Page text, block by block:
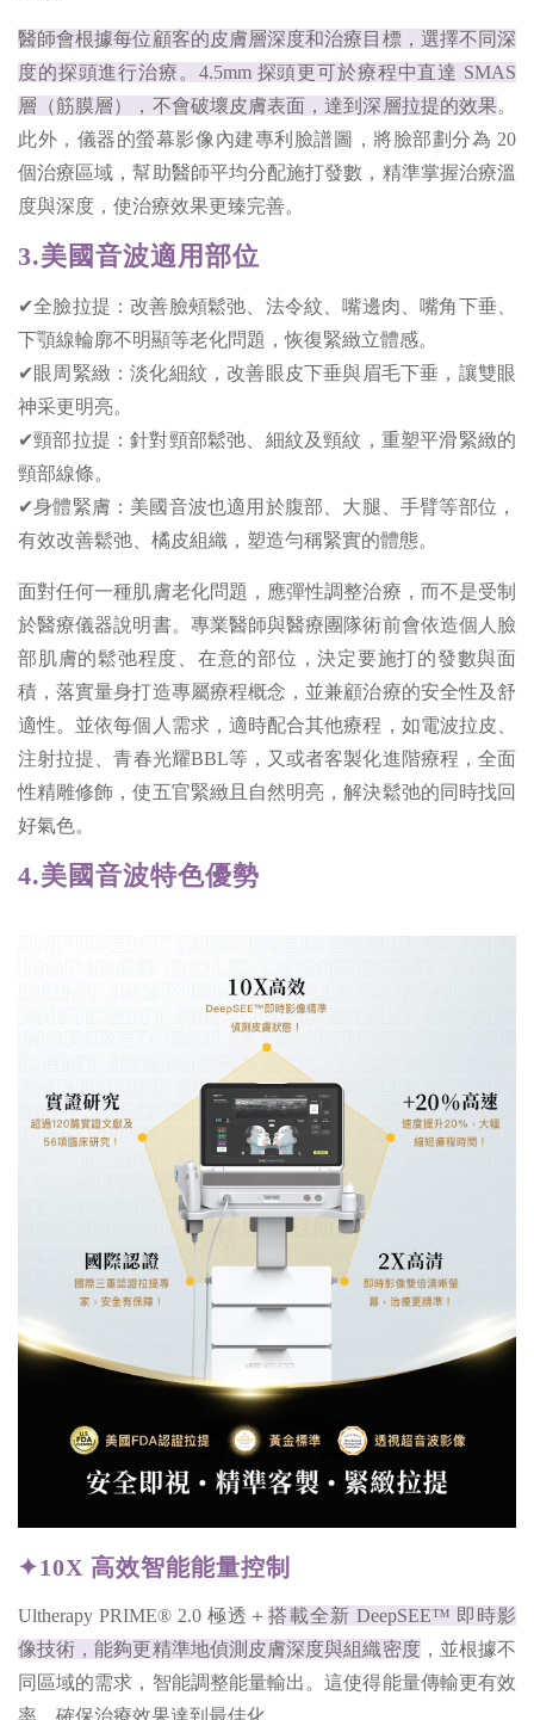
醫師會根據每位顧客的皮膚層深度和治療目標，選擇不同深
度的探頭進行治療。4.5mm 探頭更可於療程中直達 SMAS
層（筋膜層），不會破壞皮膚表面，達到深層拉提的效果。
此外，儀器的螢幕影像內建專利臉譜圖，將臉部劃分為 20
個治療區域，幫助醫師平均分配施打發數，精準掌握治療溫
度與深度，使治療效果更臻完善。
3.美國音波適用部位
✔全臉拉提：改善臉頰鬆弛、法令紋、嘴邊肉、嘴角下垂、
下顎線輪廓不明顯等老化問題，恢復緊緻立體感。
✔眼周緊緻：淡化細紋，改善眼皮下垂與眉毛下垂，讓雙眼
神采更明亮。
✔頸部拉提：針對頸部鬆弛、細紋及頸紋，重塑平滑緊緻的
頸部線條。
✔身體緊膚：美國音波也適用於腹部、大腿、手臂等部位，
有效改善鬆弛、橘皮組織，塑造勻稱緊實的體態。
面對任何一種肌膚老化問題，應彈性調整治療，而不是受制
於醫療儀器說明書。專業醫師與醫療團隊術前會依造個人臉
部肌膚的鬆弛程度、在意的部位，決定要施打的發數與面
積，落實量身打造專屬療程概念，並兼顧治療的安全性及舒
適性。並依每個人需求，適時配合其他療程，如電波拉皮、
注射拉提、青春光耀BBL等，又或者客製化進階療程，全面
性精雕修飾，使五官緊緻且自然明亮，解決鬆弛的同時找回
好氣色。
4.美國音波特色優勢
✦10X 高效智能能量控制
Ultherapy PRIME® 2.0 極透＋搭載全新 DeepSEE™ 即時影
像技術，能夠更精準地偵測皮膚深度與組織密度，並根據不
同區域的需求，智能調整能量輸出。這使得能量傳輸更有效
率，確保治療效果達到最佳化。